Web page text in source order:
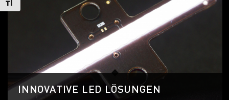
Schrift vergrößern
INNOVATIVE LED LÖSUNGEN